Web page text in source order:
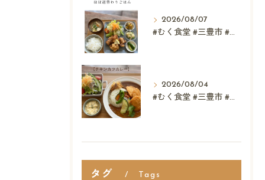
2026/08/07
#むく食堂 #三豊市 #レストラン #テイクアウト #父...
2026/08/04
#むく食堂 #三豊市 #テイクアウト #高屋神社 #...
タグ Tags